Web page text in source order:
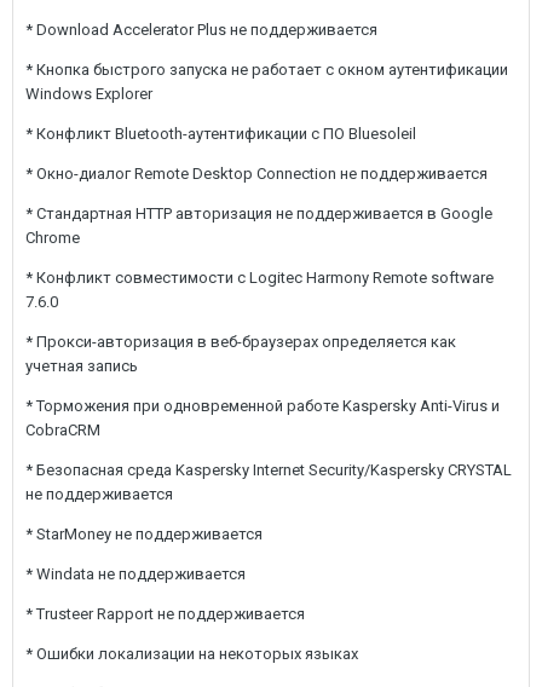
* Download Accelerator Plus не поддерживается
* Кнопка быстрого запуска не работает с окном аутентификации
Windows Explorer
* Конфликт Bluetooth-аутентификации c ПО Bluesoleil
* Окно-диалог Remote Desktop Connection не поддерживается
* Стандартная HTTP авторизация не поддерживается в Google
Chrome
* Конфликт совместимости с Logitec Harmony Remote software
7.6.0
* Прокси-авторизация в веб-браузерах определяется как
учетная запись
* Торможения при одновременной работе Kaspersky Anti-Virus и
CobraCRM
* Безопасная среда Kaspersky Internet Security/Kaspersky CRYSTAL
не поддерживается
* StarMoney не поддерживается
* Windata не поддерживается
* Trusteer Rapport не поддерживается
* Ошибки локализации на некоторых языках